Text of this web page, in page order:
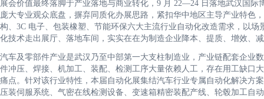
展会价值最终落脚于产业落地与商业转化，9 月 22—24 日落地武汉国
庞大专业观众底盘，摒弃同质化办展思路，紧扣华中地区主导产业特色
构、3C 电子、包装橡塑、节能环保六大主流行业自动化改造需求，以
化技术走出展厅、落地车间，实实在在为制造企业降本、提质、增效、
汽车及零部件产业是武汉乃至中部第一大支柱制造业，产业链配套企业
件冲压、焊接、机加工、装配、检测工序大量依赖人工，存在用工缺口
痛点。针对该行业特性，本届自动化展集结汽车行业专属自动化解决方
压装伺服系统、气密在线检测设备、变速箱精密装配产线、轮毂加工自